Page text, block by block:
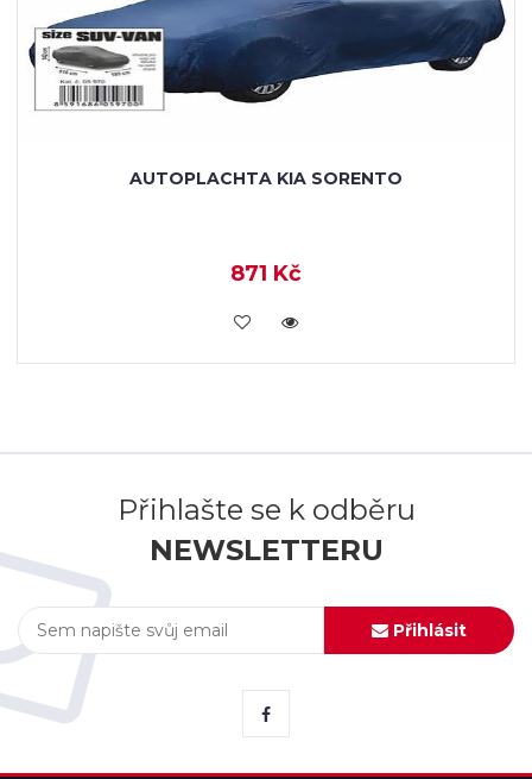
AUTOPLACHTA KIA SORENTO
871 Kč
KOUPIT
Přihlašte se k odběru
NEWSLETTERU
Přihlásit